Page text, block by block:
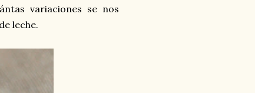
variaciones se nos
leche.